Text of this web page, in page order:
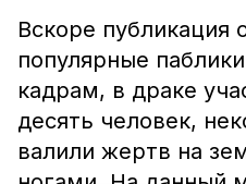
Вскоре публикация
популярные
кадрам, в драке
десять человек,
валили жертв на